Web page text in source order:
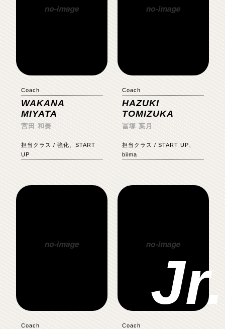
Coach
WAKANA
MIYATA
宮田 和奏
担当クラス / 強化、START
UP
Coach
HAZUKI
TOMIZUKA
冨塚 葉月
担当クラス / START UP、
biima
Coach Coach
Jr.